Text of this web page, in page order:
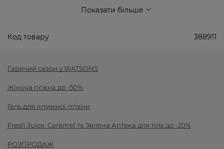
Показати більше
Код товару 388911
Гарячий сезон у WATSONS
Жіноча гігієна до -50%
Гель для інтимної гігієни
Fresh Juice, Caramel та Зелена Аптека для тіла до -20%
РОЗПРОДАЖ